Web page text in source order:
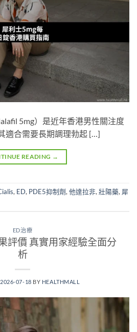
5mg）是近年香港男性關注度
適合需要長期調理勃起 […]
READING →
, ED, PDE5抑制劑,他達拉非,壯陽藥, 犀
ED治療
評價 真實用家經驗全面分
析
2026-07-18 BY HEALTHMALL